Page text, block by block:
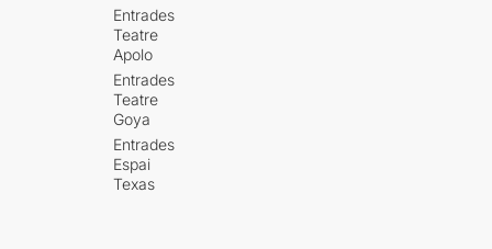
Entrades
Teatre
Apolo
Entrades
Teatre
Goya
Entrades
Espai
Texas